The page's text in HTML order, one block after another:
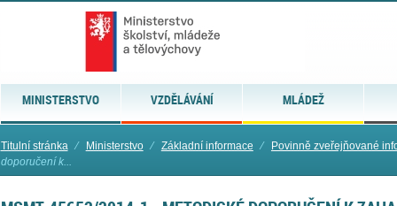
MINISTERSTVO VZDĚLÁVÁNÍ MLÁDEŽ
Titulní stránka ⁄ Ministerstvo ⁄ Základní informace ⁄
Povinně zveřejňované
doporučení k...